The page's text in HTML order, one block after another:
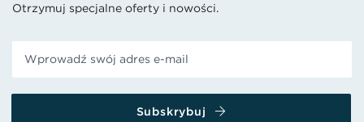
Otrzymuj specjalne oferty i nowości.
Subskrybuj